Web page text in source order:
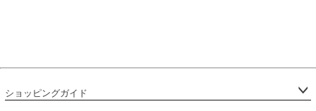
ショッピングガイド